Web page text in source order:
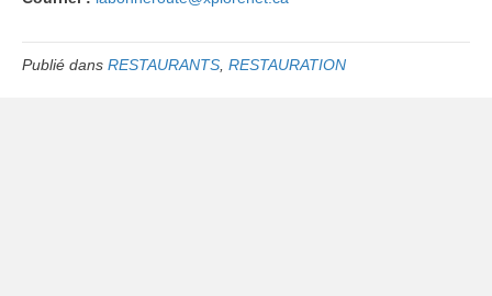
Publié dans RESTAURANTS RESTAURATION